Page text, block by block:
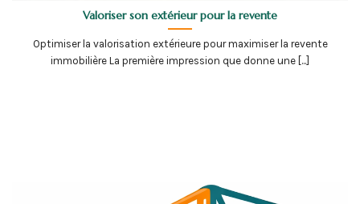
Valoriser son extérieur pour la revente
Optimiser la valorisation extérieure pour maximiser la revente
immobilière La première impression que donne une [...]